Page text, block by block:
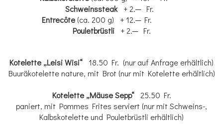
Schweinssteak+ 2.─ Fr.
Entrecôte(ca. 200 g) + 12.─ Fr.
Pouletbrüstli+ 2.─ Fr.
Kotelette „Leisi Wisi“ 18.50 Fr. (nur auf Anfrage erhältlich)
Buuräkotelette nature, mit Brot (nur mit Kotelette erhältlich)
Kotelette „Mäuse Sepp“25.50 Fr.
paniert, mit Pommes Frites serviert (nur mit Schweins-,
Kalbskotelette und Pouletbrüstli erhältlich)